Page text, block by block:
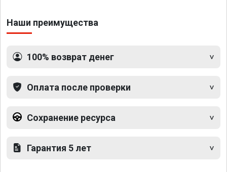
Наши преимущества
100% возврат денег
Оплата после проверки
Сохранение ресурса
Гарантия 5 лет